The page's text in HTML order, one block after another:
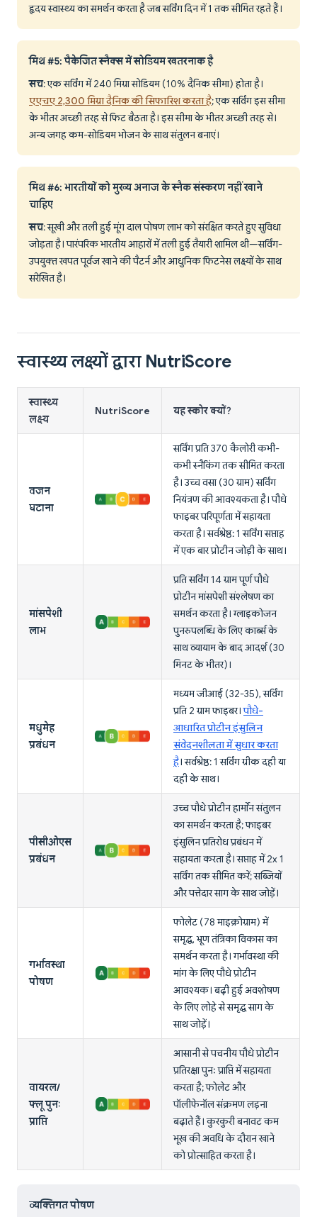
हृदय स्वास्थ्य का समर्थन करता है जब सर्विंग दिन में 1 तक सीमित रहते हैं।
मिथ #5: पैकेजित स्नैक्स में सोडियम खतरनाक है
सच: एक सर्विंग में 240 मिग्रा सोडियम (10% दैनिक सीमा) होता है।
एएचए 2,300 मिग्रा दैनिक की सिफारिश करता है; एक सर्विंग इस सीमा
के भीतर अच्छी तरह से फिट बैठता है। इस सीमा के भीतर अच्छी तरह से।
अन्य जगह कम-सोडियम भोजन के साथ संतुलन बनाएं।
मिथ #6: भारतीयों को मुख्य अनाज के स्नैक संस्करण नहीं खाने
चाहिए
सच: सूखी और तली हुई मूंग दाल पोषण लाभ को संरक्षित करते हुए सुविधा
जोड़ता है। पारंपरिक भारतीय आहारों में तली हुई तैयारी शामिल थी—सर्विंग-
उपयुक्त खपत पूर्वज खाने की पैटर्न और आधुनिक फिटनेस लक्ष्यों के साथ
संरेखित है।
स्वास्थ्य लक्ष्यों द्वारा NutriScore
स्वास्थ्य
लक्ष्य
NutriScore यह स्कोर क्यों?
वजन
घटाना
सर्विंग प्रति 370 कैलोरी कभी-
कभी स्नैकिंग तक सीमित करता
है। उच्च वसा (30 ग्राम) सर्विंग
नियंत्रण की आवश्यकता है। पौधे
फाइबर परिपूर्णता में सहायता
करता है। सर्वश्रेष्ठ: 1 सर्विंग सप्ताह
में एक बार प्रोटीन जोड़ी के साथ।
मांसपेशी
लाभ
प्रति सर्विंग 14 ग्राम पूर्ण पौधे
प्रोटीन मांसपेशी संश्लेषण का
समर्थन करता है। ग्लाइकोजन
पुनरुपलब्धि के लिए कार्ब्स के
साथ व्यायाम के बाद आदर्श (30
मिनट के भीतर)।
मधुमेह
प्रबंधन
मध्यम जीआई (32-35), सर्विंग
प्रति 2 ग्राम फाइबर।पौधे-
आधारित प्रोटीन इंसुलिन
संवेदनशीलता में सुधार करता
है। सर्वश्रेष्ठ: 1 सर्विंग ग्रीक दही या
दही के साथ।
पीसीओएस
प्रबंधन
उच्च पौधे प्रोटीन हार्मोन संतुलन
का समर्थन करता है; फाइबर
इंसुलिन प्रतिरोध प्रबंधन में
सहायता करता है। सप्ताह में 2x 1
सर्विंग तक सीमित करें; सब्जियों
और पत्तेदार साग के साथ जोड़ें।
गर्भावस्था
पोषण
फोलेट (78 माइक्रोग्राम) में
समृद्ध, भ्रूण तंत्रिका विकास का
समर्थन करता है। गर्भावस्था की
मांग के लिए पौधे प्रोटीन
आवश्यक। बढ़ी हुई अवशोषण
के लिए लोहे से समृद्ध साग के
साथ जोड़ें।
वायरल/
फ्लू पुनः
प्राप्ति
आसानी से पचनीय पौधे प्रोटीन
प्रतिरक्षा पुनः प्राप्ति में सहायता
करता है; फोलेट और
पॉलीफेनॉल संक्रमण लड़ना
बढ़ाते हैं। कुरकुरी बनावट कम
भूख की अवधि के दौरान खाने
को प्रोत्साहित करता है।
व्यक्तिगत पोषण